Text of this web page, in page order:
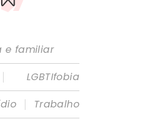
e familiar
|
LGBTIfobia
|
Trabalho